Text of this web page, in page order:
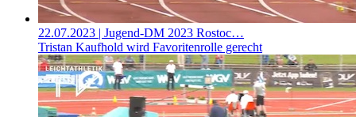
22.07.2023 | Jugend-DM 2023 Rostoc…
Tristan Kaufhold wird Favoritenrolle gerecht